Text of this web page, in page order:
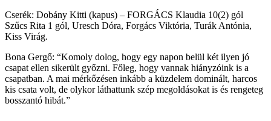
Cserék: Dobány Kitti (kapus) – FORGÁCS Klaudia 10(2) gól
Szűcs Rita 1 gól, Uresch Dóra, Forgács Viktória, Turák Antónia,
Kiss Virág.
Bona Gergő: “Komoly dolog, hogy egy napon belül két ilyen jó
csapat ellen sikerült győzni. Főleg, hogy vannak hiányzóink is a
csapatban. A mai mérkőzésen inkább a küzdelem dominált, harcos
kis csata volt, de olykor láthattunk szép megoldásokat is és rengeteg
bosszantó hibát.”